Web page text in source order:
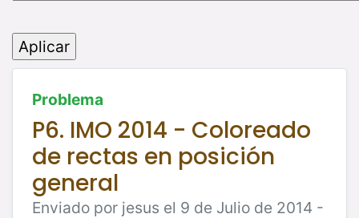
Problema
P6. IMO 2014 - Coloreado
de rectas en posición
general
Enviado por jesus el 9 de Julio de 2014 -